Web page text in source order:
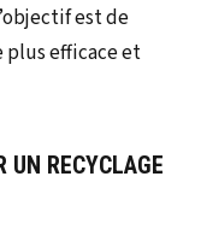
est de
plus efficace et
UN RECYCLAGE